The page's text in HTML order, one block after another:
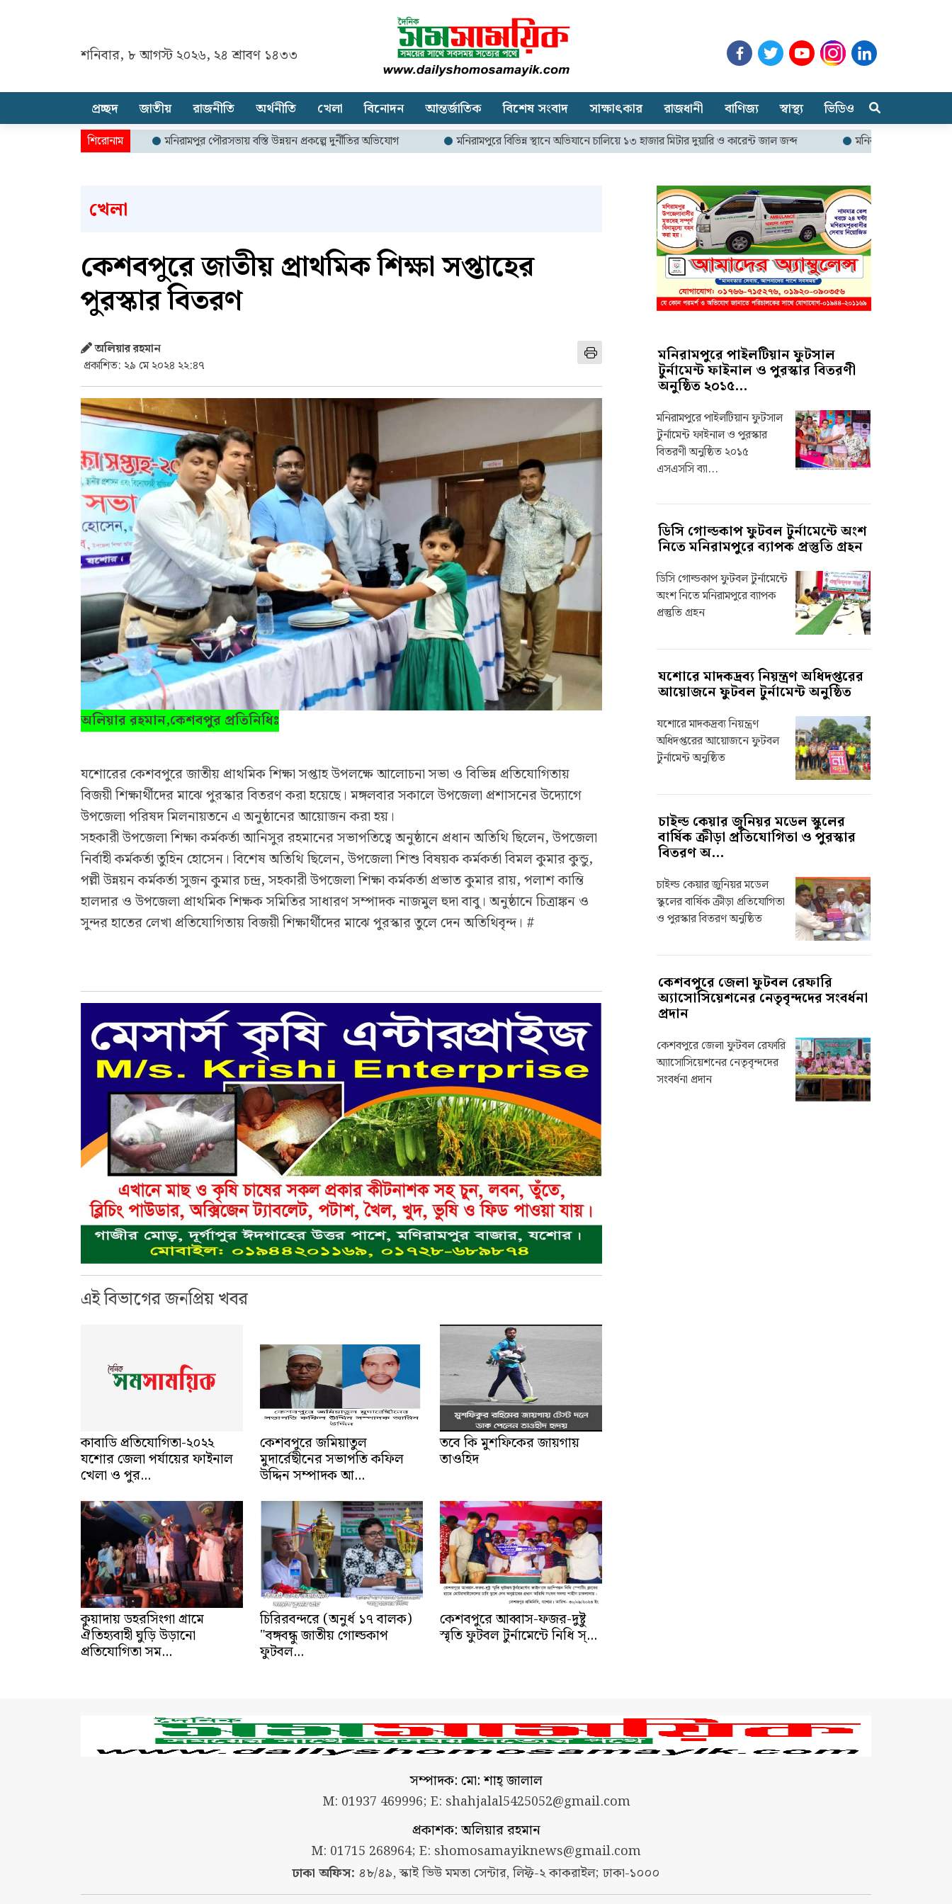
শনিবার, ৮ আগস্ট ২০২৬, ২৪ শ্রাবণ ১৪৩৩
প্রচ্ছদ জাতীয় রাজনীতি অর্থনীতি খেলা বিনোদন আন্তর্জাতিক বিশেষ সংবাদ সাক্ষাৎকার রাজধানী বাণিজ্য স্বাস্থ্য ভিডিও
মনিরামপুর পৌরসভায় বস্তি উন্নয়ন প্রকল্পে দুর্নীতির অভিযোগ মনিরামপুরে বিভিন্ন স্থানে অভিযানে চালিয়ে ১৩ হাজার মিটার দুয়ারি ও কারেন্ট জাল জব্দ মনিরামপুরে ফ্যামিলি কার্ড
খেলা
কেশবপুরে জাতীয় প্রাথমিক শিক্ষা সপ্তাহের
পুরস্কার বিতরণ
অলিয়ার রহমান
প্রকাশিত: ২৯ মে ২০২৪ ২২:৪৭
অলিয়ার রহমান,কেশবপুর প্রতিনিধিঃ
যশোরের কেশবপুরে জাতীয় প্রাথমিক শিক্ষা সপ্তাহ উপলক্ষে আলোচনা সভা ও বিভিন্ন প্রতিযোগিতায়
বিজয়ী শিক্ষার্থীদের মাঝে পুরস্কার বিতরণ করা হয়েছে। মঙ্গলবার সকালে উপজেলা প্রশাসনের উদ্যোগে
উপজেলা পরিষদ মিলনায়তনে এ অনুষ্ঠানের আয়োজন করা হয়।
সহকারী উপজেলা শিক্ষা কর্মকর্তা আনিসুর রহমানের সভাপতিত্বে অনুষ্ঠানে প্রধান অতিথি ছিলেন, উপজেলা
নির্বাহী কর্মকর্তা তুহিন হোসেন। বিশেষ অতিথি ছিলেন, উপজেলা শিশু বিষয়ক কর্মকর্তা বিমল কুমার কুন্ডু,
পল্লী উন্নয়ন কর্মকর্তা সুজন কুমার চন্দ্র, সহকারী উপজেলা শিক্ষা কর্মকর্তা প্রভাত কুমার রায়, পলাশ কান্তি
হালদার ও উপজেলা প্রাথমিক শিক্ষক সমিতির সাধারণ সম্পাদক নাজমুল হুদা বাবু। অনুষ্ঠানে চিত্রাঙ্কন ও
সুন্দর হাতের লেখা প্রতিযোগিতায় বিজয়ী শিক্ষার্থীদের মাঝে পুরস্কার তুলে দেন অতিথিবৃন্দ। #
এই বিভাগের জনপ্রিয় খবর
কাবাডি প্রতিযোগিতা-২০২২
যশোর জেলা পর্যায়ের ফাইনাল
খেলা ও পুর...
কেশবপুরে জমিয়াতুল
মুদার্রেছীনের সভাপতি কফিল
উদ্দিন সম্পাদক আ...
তবে কি মুশফিকের জায়গায়
তাওহিদ
কুয়াদায় ডহরসিংগা গ্রামে
ঐতিহ্যবাহী ঘুড়ি উড়ানো
প্রতিযোগিতা সম...
চিরিরবন্দরে (অনুর্ধ ১৭ বালক)
"বঙ্গবন্ধু জাতীয় গোল্ডকাপ
ফুটবল...
কেশবপুরে আব্বাস-ফজর-দুষ্টু
স্মৃতি ফুটবল টুর্নামেন্টে নিধি স্...
মনিরামপুরে পাইলটিয়ান ফুটসাল
টুর্নামেন্ট ফাইনাল ও পুরস্কার বিতরণী
অনুষ্ঠিত ২০১৫...
মনিরামপুরে পাইলটিয়ান ফুটসাল
টুর্নামেন্ট ফাইনাল ও পুরস্কার
বিতরণী অনুষ্ঠিত ২০১৫
এসএসসি ব্যা...
ডিসি গোল্ডকাপ ফুটবল টুর্নামেন্টে অংশ
নিতে মনিরামপুরে ব্যাপক প্রস্তুতি গ্রহন
ডিসি গোল্ডকাপ ফুটবল টুর্নামেন্টে
অংশ নিতে মনিরামপুরে ব্যাপক
প্রস্তুতি গ্রহন
যশোরে মাদকদ্রব্য নিয়ন্ত্রণ অধিদপ্তরের
আয়োজনে ফুটবল টুর্নামেন্ট অনুষ্ঠিত
যশোরে মাদকদ্রব্য নিয়ন্ত্রণ
অধিদপ্তরের আয়োজনে ফুটবল
টুর্নামেন্ট অনুষ্ঠিত
চাইল্ড কেয়ার জুনিয়র মডেল স্কুলের
বার্ষিক ক্রীড়া প্রতিযোগিতা ও পুরস্কার
বিতরণ অ...
চাইল্ড কেয়ার জুনিয়র মডেল
স্কুলের বার্ষিক ক্রীড়া প্রতিযোগিতা
ও পুরস্কার বিতরণ অনুষ্ঠিত
কেশবপুরে জেলা ফুটবল রেফারি
অ্যাসোসিয়েশনের নেতৃবৃন্দদের সংবর্ধনা
প্রদান
কেশবপুরে জেলা ফুটবল রেফারি
অ্যাসোসিয়েশনের নেতৃবৃন্দদের
সংবর্ধনা প্রদান
সম্পাদক: মো: শাহ্ জালাল
M: 01937 469996; E: shahjalal5425052@gmail.com
প্রকাশক: অলিয়ার রহমান
M: 01715 268964; E: shomosamayiknews@gmail.com
ঢাকা অফিস: ৪৮/৪৯, স্কাই ভিউ মমতা সেন্টার, লিফ্ট-২ কাকরাইল; ঢাকা-১০০০